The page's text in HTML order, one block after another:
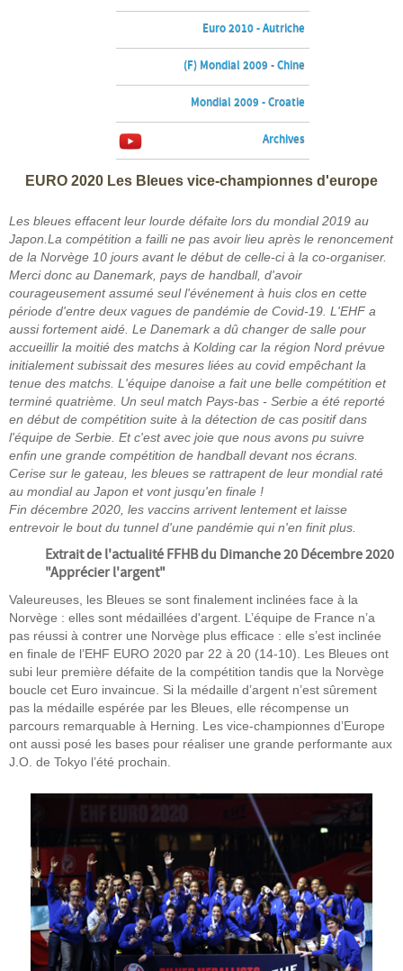
Euro 2010 - Autriche
(F) Mondial 2009 - Chine
Mondial 2009 - Croatie
Archives
EURO 2020 Les Bleues vice-championnes d'europe
Les bleues effacent leur lourde défaite lors du mondial 2019 au
Japon.La compétition a failli ne pas avoir lieu après le renoncement
de la Norvège 10 jours avant le début de celle-ci à la co-organiser.
Merci donc au Danemark, pays de handball, d'avoir
courageusement assumé seul l'événement à huis clos en cette
période d'entre deux vagues de pandémie de Covid-19. L'EHF a
aussi fortement aidé. Le Danemark a dû changer de salle pour
accueillir la moitié des matchs à Kolding car la région Nord prévue
initialement subissait des mesures liées au covid empêchant la
tenue des matchs. L'équipe danoise a fait une belle compétition et
terminé quatrième. Un seul match Pays-bas - Serbie a été reporté
en début de compétition suite à la détection de cas positif dans
l'équipe de Serbie. Et c'est avec joie que nous avons pu suivre
enfin une grande compétition de handball devant nos écrans.
Cerise sur le gateau, les bleues se rattrapent de leur mondial raté
au mondial au Japon et vont jusqu'en finale !
Fin décembre 2020, les vaccins arrivent lentement et laisse
entrevoir le bout du tunnel d'une pandémie qui n'en finit plus.
Extrait de l'actualité FFHB du Dimanche 20 Décembre 2020
"Apprécier l'argent"
Valeureuses, les Bleues se sont finalement inclinées face à la
Norvège : elles sont médaillées d'argent. L’équipe de France n’a
pas réussi à contrer une Norvège plus efficace : elle s’est inclinée
en finale de l’EHF EURO 2020 par 22 à 20 (14-10). Les Bleues ont
subi leur première défaite de la compétition tandis que la Norvège
boucle cet Euro invaincue. Si la médaille d’argent n’est sûrement
pas la médaille espérée par les Bleues, elle récompense un
parcours remarquable à Herning. Les vice-championnes d’Europe
ont aussi posé les bases pour réaliser une grande performante aux
J.O. de Tokyo l’été prochain.